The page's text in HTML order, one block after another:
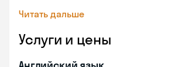
Читать дальше
Услуги и цены